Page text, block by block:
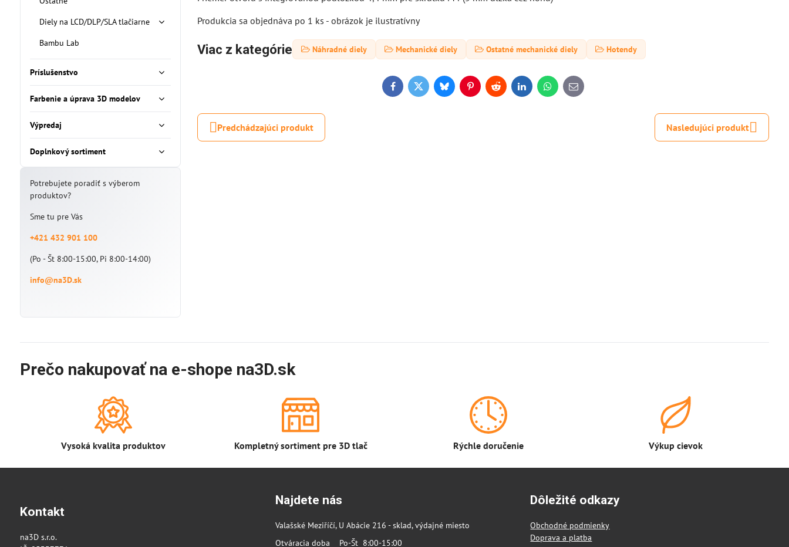
Produkcia sa objednáva po 1 ks - obrázok je ilustratívny
Viac z kategórie Náhradné diely Mechanické diely Ostatné mechanické diely Hotendy
FacebookTwitterBlueskyPinterestRedditLinkedInWhatsApp
E-
mail
Predchádzajúci produkt Nasledujúci produkt
Diely na LCD/DLP/SLA tlačiarne
Bambu Lab
Príslušenstvo
Farbenie a úprava 3D modelov
Výpredaj
Doplnkový sortiment
Potrebujete poradiť s výberom
produktov?
Sme tu pre Vás
+421 432 901 100
(Po - Št 8:00-15:00, Pi 8:00-14:00)
info@na3D.sk
Prečo nakupovať na e-shope na3D.sk
Vysoká kvalita produktov Kompletný sortiment pre 3D tlač Rýchle doručenie Výkup cievok
Kontakt
na3D s.r.o.
Najdete nás
Valašské Meziříčí, U Abácie 216 - sklad, výdajné miesto
Otváracia doba Po-Št 8:00-15:00
Dôležité odkazy
Obchodné podmienky
Doprava a platba